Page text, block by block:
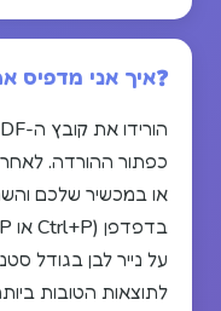
איך אני מדפיס
או במכשיר שלכם
לתוצאות הטובות